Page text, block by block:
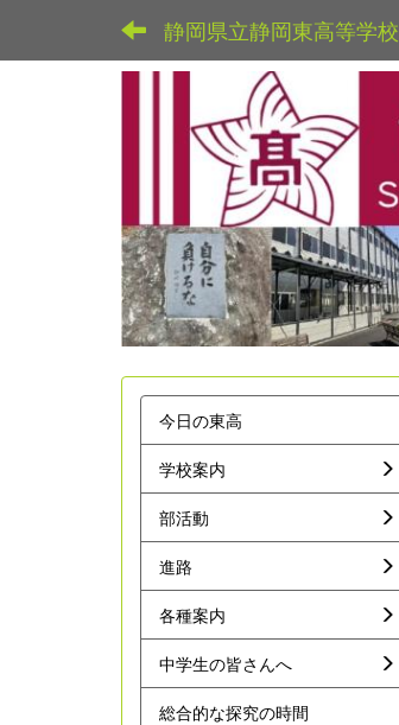
静岡県立静岡東高等学校
今日の東高
学校案内
部活動
進路
各種案内
中学生の皆さんへ
総合的な探究の時間